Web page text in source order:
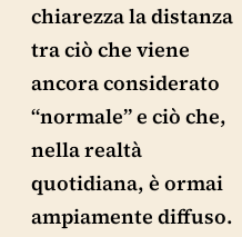
chiarezza la distanza
tra ciò che viene
ancora considerato
“normale” e ciò che,
nella realtà
quotidiana, è ormai
ampiamente diffuso.